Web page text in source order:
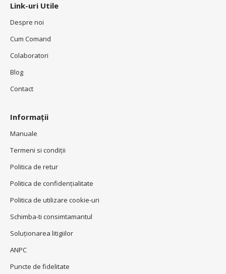
Link-uri Utile
Despre noi
Cum Comand
Colaboratori
Blog
Contact
Informații
Manuale
Termeni si condiţii
Politica de retur
Politica de confidenţialitate
Politica de utilizare cookie-uri
Schimba-ti consimtamantul
Soluționarea litigiilor
ANPC
Puncte de fidelitate